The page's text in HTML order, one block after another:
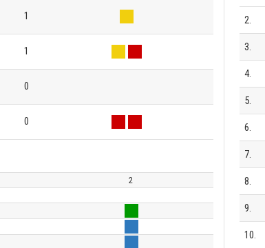
1
1
0
0
2
2.
3.
4.
5.
6.
7.
8.
9.
10.